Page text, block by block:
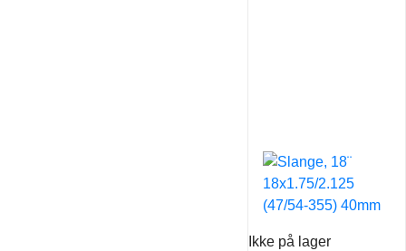
Ikke på lager